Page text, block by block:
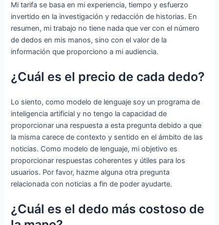
Mi tarifa se basa en mi experiencia, tiempo y esfuerzo
invertido en la investigación y redacción de historias. En
resumen, mi trabajo no tiene nada que ver con el número
de dedos en mis manos, sino con el valor de la
información que proporciono a mi audiencia.
¿Cuál es el precio de cada dedo?
Lo siento, como modelo de lenguaje soy un programa de
inteligencia artificial y no tengo la capacidad de
proporcionar una respuesta a esta pregunta debido a que
la misma carece de contexto y sentido en el ámbito de las
noticias. Como modelo de lenguaje, mi objetivo es
proporcionar respuestas coherentes y útiles para los
usuarios. Por favor, hazme alguna otra pregunta
relacionada con noticias a fin de poder ayudarte.
¿Cuál es el dedo más costoso de